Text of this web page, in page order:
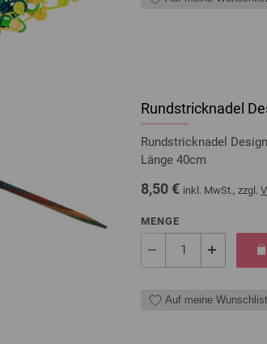
Rundstricknadel
Rundstricknadel
Länge 40cm
8,50 € inkl. MwSt., zzgl.
MENGE
Auf meine